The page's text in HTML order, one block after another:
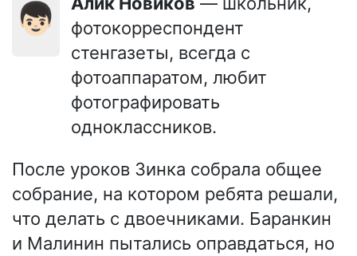
👦🏻
фотокорреспондент
стенгазеты, всегда с
фотоаппаратом, любит
фотографировать
одноклассников.
После уроков Зинка собрала общее
собрание, на котором ребята решали,
что делать с двоечниками. Баранкин
и Малинин пытались оправдаться, но